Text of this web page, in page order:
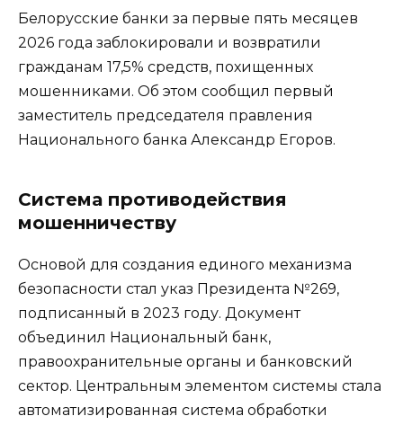
Белорусские банки за первые пять месяцев
2026 года заблокировали и возвратили
гражданам 17,5% средств, похищенных
мошенниками. Об этом сообщил первый
заместитель председателя правления
Национального банка Александр Егоров.
Система противодействия
мошенничеству
Основой для создания единого механизма
безопасности стал указ Президента №269,
подписанный в 2023 году. Документ
объединил Национальный банк,
правоохранительные органы и банковский
сектор. Центральным элементом системы стала
автоматизированная система обработки